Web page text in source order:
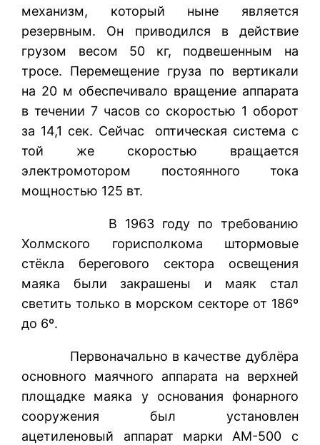
механизм, который ныне является
резервным. Он приводился в действие
грузом весом 50 кг, подвешенным на
тросе. Перемещение груза по вертикали
на 20 м обеспечивало вращение аппарата
в течении 7 часов со скоростью 1 оборот
за 14,1 сек. Сейчас оптическая система с
той же скоростью вращается
электромотором постоянного тока
мощностью 125 вт.
В 1963 году по требованию
Холмского горисполкома штормовые
стёкла берегового сектора освещения
маяка были закрашены и маяк стал
светить только в морском секторе от 186º
до 6º.
Первоначально в качестве дублёра
основного маячного аппарата на верхней
площадке маяка у основания фонарного
сооружения был установлен
ацетиленовый аппарат марки АМ-500 с